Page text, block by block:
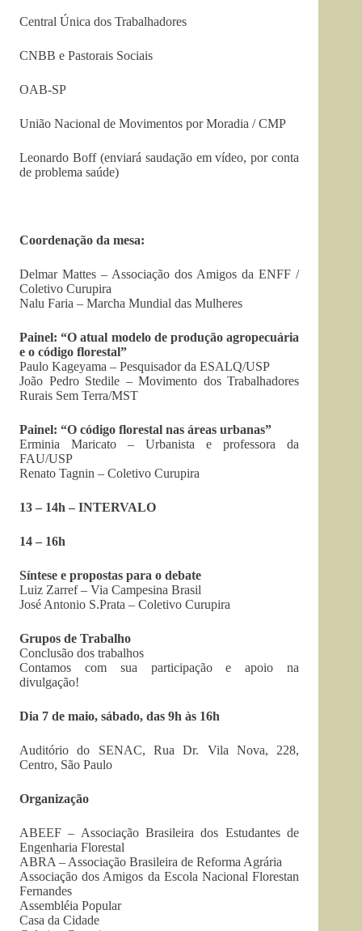
Central Única dos Trabalhadores
CNBB e Pastorais Sociais
OAB-SP
União Nacional de Movimentos por Moradia / CMP
Leonardo Boff (enviará saudação em vídeo, por conta
de problema saúde)
Coordenação da mesa:
Delmar Mattes – Associação dos Amigos da ENFF /
Coletivo Curupira
Nalu Faria – Marcha Mundial das Mulheres
Painel: “O atual modelo de produção agropecuária
e o código florestal”
Paulo Kageyama – Pesquisador da ESALQ/USP
João Pedro Stedile – Movimento dos Trabalhadores
Rurais Sem Terra/MST
Painel: “O código florestal nas áreas urbanas”
Erminia Maricato – Urbanista e professora da
FAU/USP
Renato Tagnin – Coletivo Curupira
13 – 14h – INTERVALO
14 – 16h
Síntese e propostas para o debate
Luiz Zarref – Via Campesina Brasil
José Antonio S.Prata – Coletivo Curupira
Grupos de Trabalho
Conclusão dos trabalhos
Contamos com sua participação e apoio na
divulgação!
Dia 7 de maio, sábado, das 9h às 16h
Auditório do SENAC, Rua Dr. Vila Nova, 228,
Centro, São Paulo
Organização
ABEEF – Associação Brasileira dos Estudantes de
Engenharia Florestal
ABRA – Associação Brasileira de Reforma Agrária
Associação dos Amigos da Escola Nacional Florestan
Fernandes
Assembléia Popular
Casa da Cidade